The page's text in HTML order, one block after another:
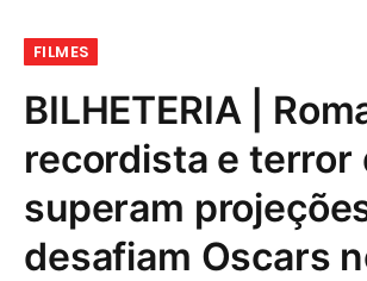
FILMES
BILHETERIA |
recordista e terror
superam
desafiam Oscars